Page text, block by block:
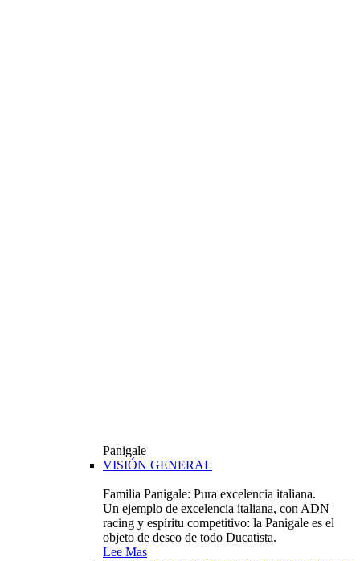
Panigale
VISIÓN GENERAL
Familia Panigale: Pura excelencia italiana.
Un ejemplo de excelencia italiana, con ADN
racing y espíritu competitivo: la Panigale es el
objeto de deseo de todo Ducatista.
Lee Mas